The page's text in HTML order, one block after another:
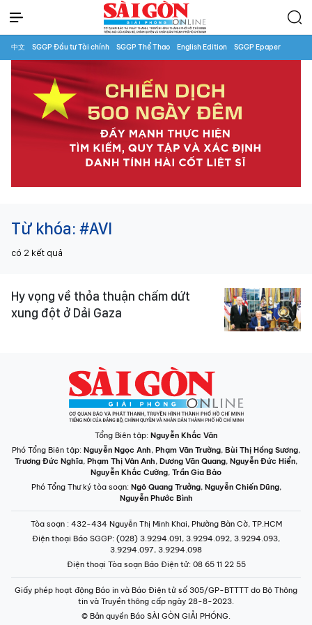
中文 SGGP Đầu tư Tài chính SGGP Thể Thao English Edition SGGP Epaper
Từ khóa: #AVI
có 2 kết quả
Hy vọng về thỏa thuận chấm dứt
xung đột ở Dải Gaza
Tổng Biên tập: Nguyễn Khắc Văn
Phó Tổng Biên tập: Nguyễn Ngọc Anh, Phạm Văn Trường, Bùi Thị Hồng Sương,
Trương Đức Nghĩa, Phạm Thị Vân Anh, Dương Văn Quang, Nguyễn Đức Hiển,
Nguyễn Khắc Cường, Trần Gia Bảo
Phó Tổng Thư ký tòa soạn: Ngô Quang Trưởng, Nguyễn Chiến Dũng,
Nguyễn Phước Bình
Tòa soạn : 432-434 Nguyễn Thị Minh Khai, Phường Bàn Cờ, TP.HCM
Điện thoại Báo SGGP: (028) 3.9294.091, 3.9294.092, 3.9294.093,
3.9294.097, 3.9294.098
Điện thoại Tòa soạn Báo Điện tử: 08 65 11 22 55
Giấy phép hoạt động Báo in và Báo Điện tử số 305/GP-BTTTT do Bộ Thông
tin và Truyền thông cấp ngày 28-8-2023.
© Bản quyền Báo SÀI GÒN GIẢI PHÓNG.